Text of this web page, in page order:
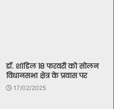
डॉ. शांडिल 18 फरवरी को सोलन
विधानसभा क्षेत्र के प्रवास पर
17/02/2025